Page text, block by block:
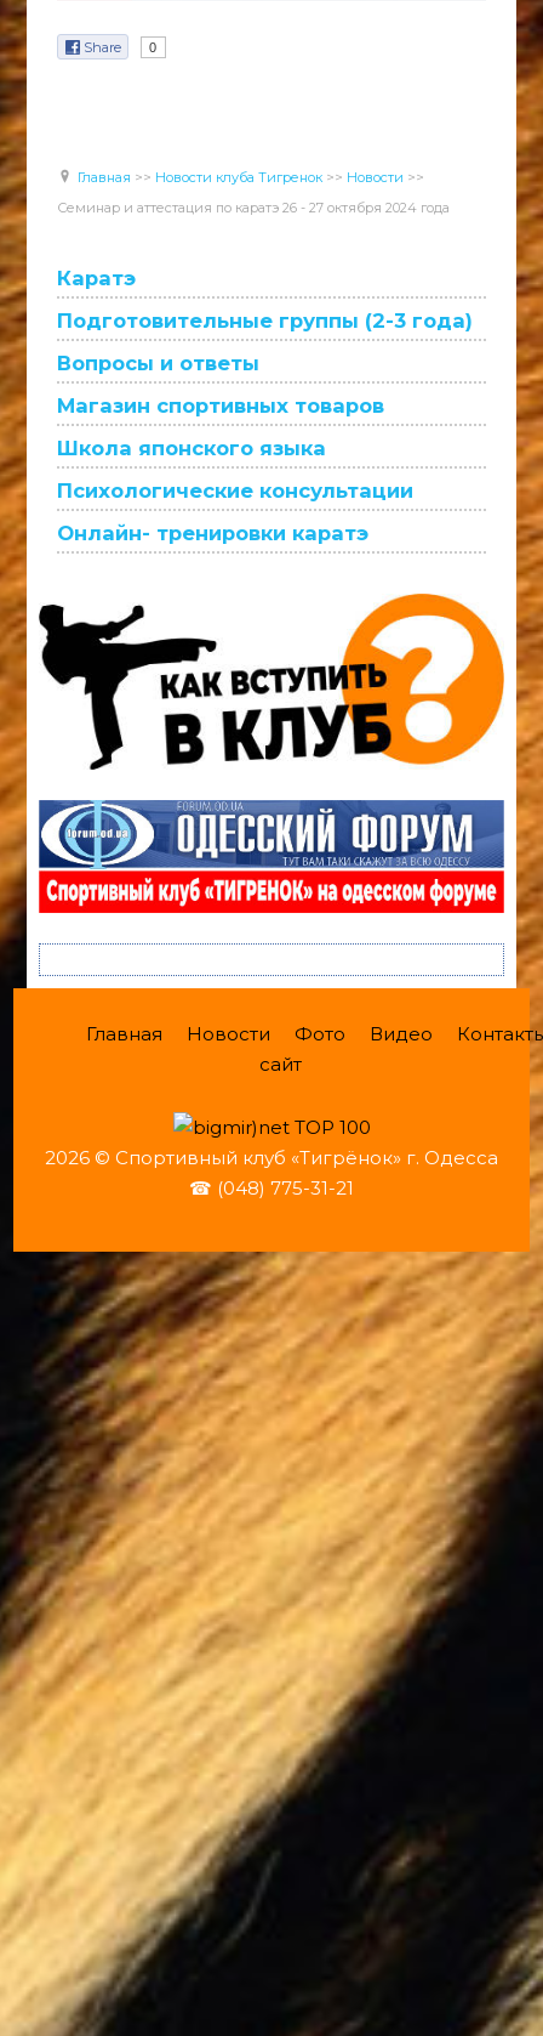
Share 0
Главная >> Новости клуба Тигренок >> Новости >>
Семинар и аттестация по каратэ 26 - 27 октября 2024 года
Каратэ
Подготовительные группы (2-3 года)
Вопросы и ответы
Магазин спортивных товаров
Школа японского языка
Психологические консультации
Онлайн- тренировки каратэ
Главная Новости Фото Видео
сайт
2026 © Спортивный клуб «Тигрёнок» г. Одесса
☎ (048) 775-31-21